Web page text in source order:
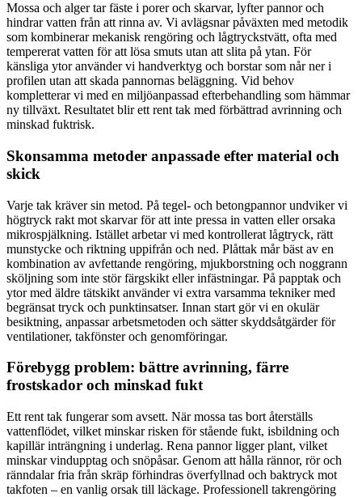
Mossa och alger tar fäste i porer och skarvar, lyfter pannor och
hindrar vatten från att rinna av. Vi avlägsnar påväxten med metodik
som kombinerar mekanisk rengöring och lågtryckstvätt, ofta med
tempererat vatten för att lösa smuts utan att slita på ytan. För
känsliga ytor använder vi handverktyg och borstar som når ner i
profilen utan att skada pannornas beläggning. Vid behov
kompletterar vi med en miljöanpassad efterbehandling som hämmar
ny tillväxt. Resultatet blir ett rent tak med förbättrad avrinning och
minskad fuktrisk.
Skonsamma metoder anpassade efter material och
skick
Varje tak kräver sin metod. På tegel- och betongpannor undviker vi
högtryck rakt mot skarvar för att inte pressa in vatten eller orsaka
mikrospjälkning. Istället arbetar vi med kontrollerat lågtryck, rätt
munstycke och riktning uppifrån och ned. Plåttak mår bäst av en
kombination av avfettande rengöring, mjukborstning och noggrann
sköljning som inte stör färgskikt eller infästningar. På papptak och
ytor med äldre tätskikt använder vi extra varsamma tekniker med
begränsat tryck och punktinsatser. Innan start gör vi en okulär
besiktning, anpassar arbetsmetoden och sätter skyddsåtgärder för
ventilationer, takfönster och genomföringar.
Förebygg problem: bättre avrinning, färre
frostskador och minskad fukt
Ett rent tak fungerar som avsett. När mossa tas bort återställs
vattenflödet, vilket minskar risken för stående fukt, isbildning och
kapillär inträngning i underlag. Rena pannor ligger plant, vilket
minskar vindupptag och snöpåsar. Genom att hålla rännor, rör och
ränndalar fria från skräp förhindras överfyllnad och baktryck mot
takfoten – en vanlig orsak till läckage. Professionell takrengöring